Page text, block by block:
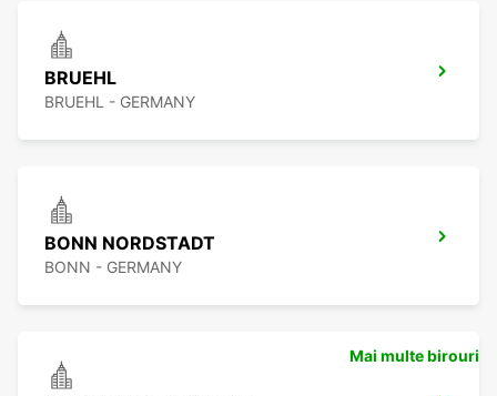
BRUEHL
BRUEHL - GERMANY
BONN NORDSTADT
BONN - GERMANY
Mai multe birouri